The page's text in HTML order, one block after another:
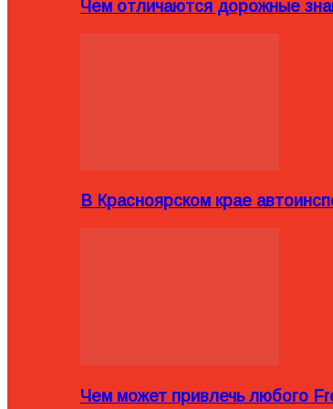
Чем отличаются дорожные
В Красноярском крае
Чем может привлечь любого